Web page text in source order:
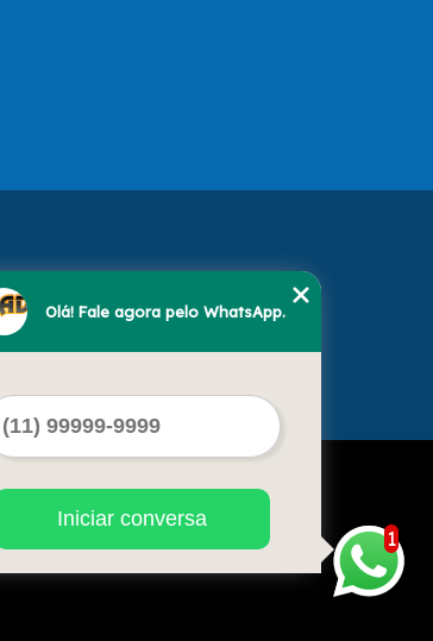
1998)
1
Olá! Fale agora pelo WhatsApp.
Iniciar conversa